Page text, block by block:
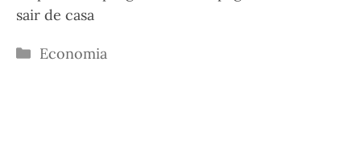
sair de casa
Categorias
Economia